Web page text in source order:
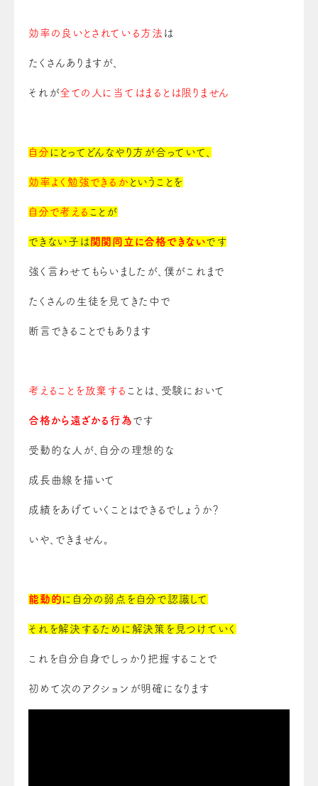
効率の良いとされている方法 は
たくさんありますが、
それが全ての人に当てはまるとは限りません
自分 にとってどんなやり方が合っていて、
効率よく勉強できるか ということを
自分で考える ことが
できない子は 関関同立 に合格できないです
強く言わせてもらいましたが、僕がこれまで
たくさんの生徒を見てきた中で
断言できることでもあります
考えることを放棄する ことは、受験において
合格から遠ざかる行為 です
受動的な人が、自分の理想的な
成長曲線を描いて
成績をあげていくことはできるでしょうか？
いや、できません。
能動的に自分の弱点を自分で認識して
それを解決するために解決策を見つけていく
これを自分自身でしっかり把握することで
初めて 次のアクションが明確になります